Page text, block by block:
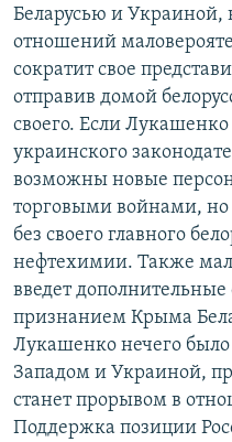
Беларусью и Украиной,
отношений
сократит свое
отправив домой
своего. Если
украинского
возможны новые
торговыми войнами, но
без своего главного
нефтехимии. Также
введет
признанием Крыма
Лукашенко нечего
Западом и Украиной,
станет прорывом в
Поддержка позиции